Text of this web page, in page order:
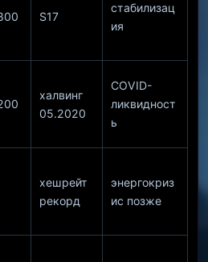
S17
стабилизац
ия
халвинг
05.2020
COVID-
ликвидност
ь
хешрейт
рекорд
энергокриз
ис позже